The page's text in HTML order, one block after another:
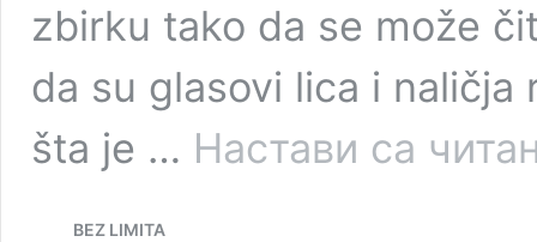
zbirku tako da se može
da su glasovi lica i
šta je … Настави са
BEZ LIMITA